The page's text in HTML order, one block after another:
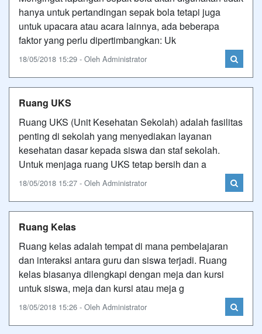
hanya untuk pertandingan sepak bola tetapi juga
untuk upacara atau acara lainnya, ada beberapa
faktor yang perlu dipertimbangkan: Uk
18/05/2018 15:29 - Oleh Administrator
Ruang UKS
Ruang UKS (Unit Kesehatan Sekolah) adalah fasilitas
penting di sekolah yang menyediakan layanan
kesehatan dasar kepada siswa dan staf sekolah.
Untuk menjaga ruang UKS tetap bersih dan a
18/05/2018 15:27 - Oleh Administrator
Ruang Kelas
Ruang kelas adalah tempat di mana pembelajaran
dan interaksi antara guru dan siswa terjadi. Ruang
kelas biasanya dilengkapi dengan meja dan kursi
untuk siswa, meja dan kursi atau meja g
18/05/2018 15:26 - Oleh Administrator